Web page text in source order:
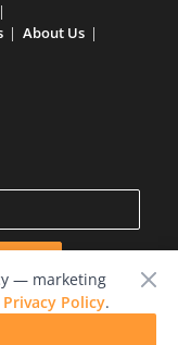
About Us
— marketing
Privacy Policy.